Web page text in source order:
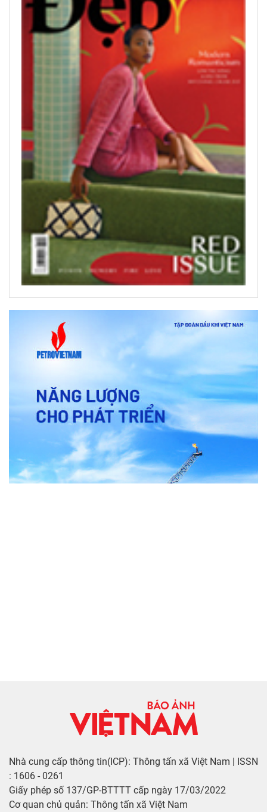
Nhà cung cấp thông tin(ICP): Thông tấn xã Việt Nam | ISSN
: 1606 - 0261
Giấy phép số 137/GP-BTTTT cấp ngày 17/03/2022
Cơ quan chủ quản: Thông tấn xã Việt Nam